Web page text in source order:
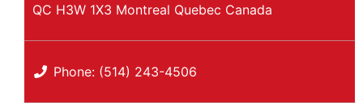
QC H3W 1X3 Montreal Quebec Canada
Phone: (514) 243-4506